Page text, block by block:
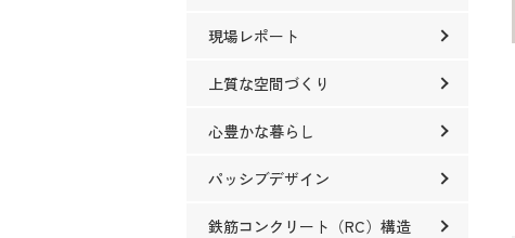
現場レポート
上質な空間づくり
心豊かな暮らし
パッシブデザイン
鉄筋コンクリート（RC）構造